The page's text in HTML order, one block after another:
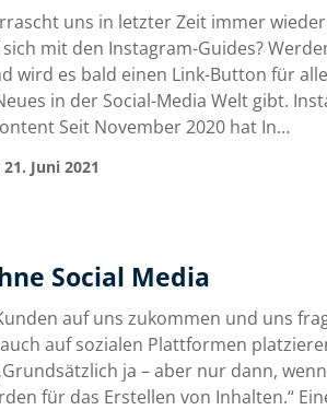
uns in letzter Zeit immer
mit den Instagram-Guides?
wird es bald einen Link-Button für
in der Social-Media Welt gibt.
Seit November 2020 hat In…
Juni 2021
Social Media
auf uns zukommen und uns
auf sozialen Plattformen
ja – aber nur dann,
für das Erstellen von Inhalten.“